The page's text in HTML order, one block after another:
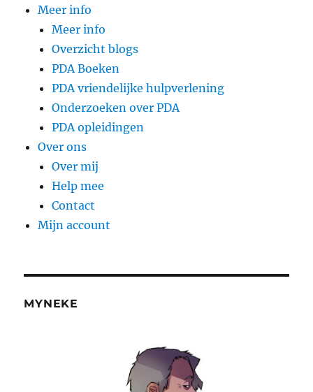
Meer info
Meer info
Overzicht blogs
PDA Boeken
PDA vriendelijke hulpverlening
Onderzoeken over PDA
PDA opleidingen
Over ons
Over mij
Help mee
Contact
Mijn account
MYNEKE